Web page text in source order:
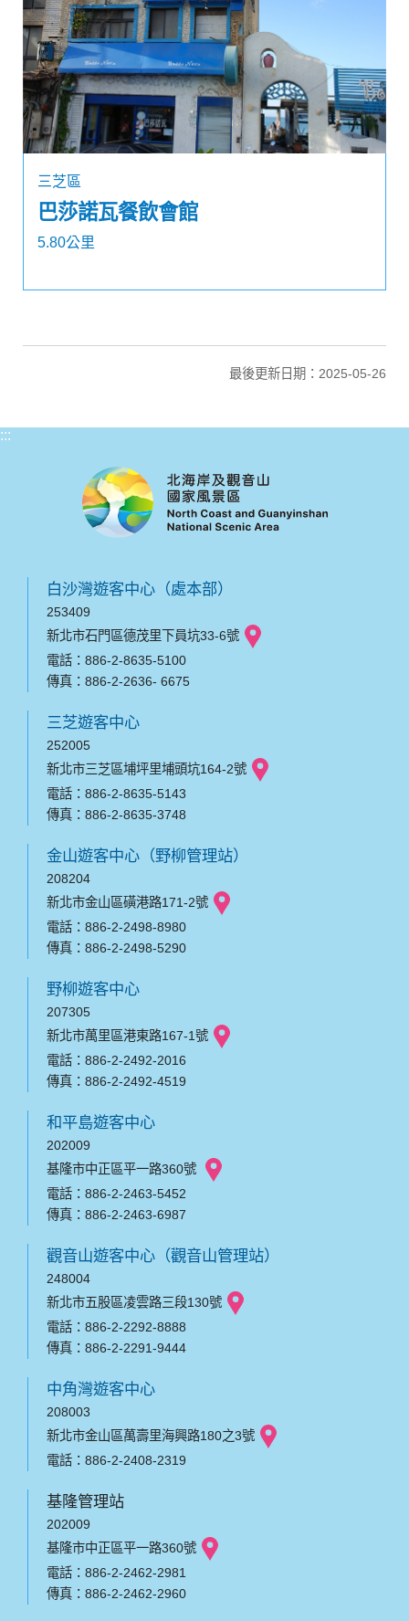
三芝區
巴莎諾瓦餐飲會館
5.80公里
最後更新日期：2025-05-26
:::
白沙灣遊客中心（處本部）
253409
新北市石門區德茂里下員坑33-6號
電話：886-2-8635-5100
傳真：886-2-2636- 6675
三芝遊客中心
252005
新北市三芝區埔坪里埔頭坑164-2號
電話：886-2-8635-5143
傳真：886-2-8635-3748
金山遊客中心（野柳管理站）
208204
新北市金山區磺港路171-2號
電話：886-2-2498-8980
傳真：886-2-2498-5290
野柳遊客中心
207305
新北市萬里區港東路167-1號
電話：886-2-2492-2016
傳真：886-2-2492-4519
和平島遊客中心
202009
基隆市中正區平一路360號
電話：886-2-2463-5452
傳真：886-2-2463-6987
觀音山遊客中心（觀音山管理站）
248004
新北市五股區凌雲路三段130號
電話：886-2-2292-8888
傳真：886-2-2291-9444
中角灣遊客中心
208003
新北市金山區萬壽里海興路180之3號
電話：886-2-2408-2319
基隆管理站
202009
基隆市中正區平一路360號
電話：886-2-2462-2981
傳真：886-2-2462-2960